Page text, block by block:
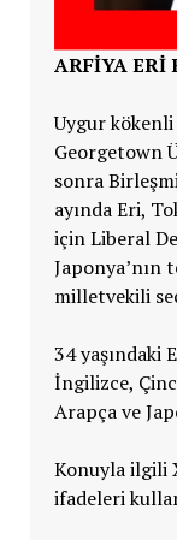
ARFİYA ERİ
Uygur kökenli
Georgetown
sonra
ayında Eri,
için Liberal
Japonya’nın
milletvekili
34 yaşındaki
İngilizce,
Arapça ve
Konuyla ilgili
ifadeleri